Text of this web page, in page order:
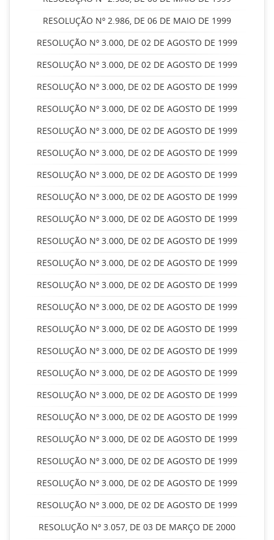
RESOLUÇÃO Nº 2.986, DE 06 DE MAIO DE 1999
RESOLUÇÃO Nº 3.000, DE 02 DE AGOSTO DE 1999
RESOLUÇÃO Nº 3.000, DE 02 DE AGOSTO DE 1999
RESOLUÇÃO Nº 3.000, DE 02 DE AGOSTO DE 1999
RESOLUÇÃO Nº 3.000, DE 02 DE AGOSTO DE 1999
RESOLUÇÃO Nº 3.000, DE 02 DE AGOSTO DE 1999
RESOLUÇÃO Nº 3.000, DE 02 DE AGOSTO DE 1999
RESOLUÇÃO Nº 3.000, DE 02 DE AGOSTO DE 1999
RESOLUÇÃO Nº 3.000, DE 02 DE AGOSTO DE 1999
RESOLUÇÃO Nº 3.000, DE 02 DE AGOSTO DE 1999
RESOLUÇÃO Nº 3.000, DE 02 DE AGOSTO DE 1999
RESOLUÇÃO Nº 3.000, DE 02 DE AGOSTO DE 1999
RESOLUÇÃO Nº 3.000, DE 02 DE AGOSTO DE 1999
RESOLUÇÃO Nº 3.000, DE 02 DE AGOSTO DE 1999
RESOLUÇÃO Nº 3.000, DE 02 DE AGOSTO DE 1999
RESOLUÇÃO Nº 3.000, DE 02 DE AGOSTO DE 1999
RESOLUÇÃO Nº 3.000, DE 02 DE AGOSTO DE 1999
RESOLUÇÃO Nº 3.000, DE 02 DE AGOSTO DE 1999
RESOLUÇÃO Nº 3.000, DE 02 DE AGOSTO DE 1999
RESOLUÇÃO Nº 3.000, DE 02 DE AGOSTO DE 1999
RESOLUÇÃO Nº 3.000, DE 02 DE AGOSTO DE 1999
RESOLUÇÃO Nº 3.000, DE 02 DE AGOSTO DE 1999
RESOLUÇÃO Nº 3.000, DE 02 DE AGOSTO DE 1999
RESOLUÇÃO Nº 3.057, DE 03 DE MARÇO DE 2000